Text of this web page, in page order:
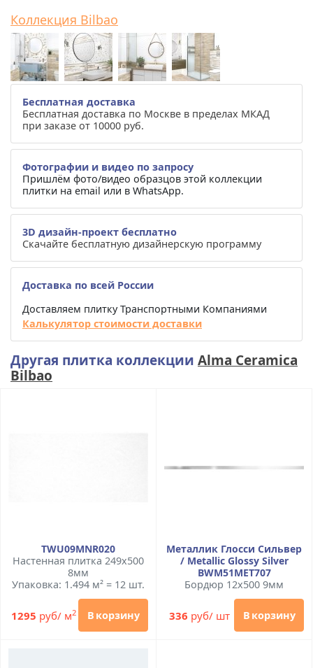
Коллекция Bilbao
Бесплатная доставка
Бесплатная доставка по Москве в пределах МКАД
при заказе от 10000 руб.
Фотографии и видео по запросу
Пришлём фото/видео образцов этой коллекции
плитки на email или в WhatsApp.
3D дизайн-проект бесплатно
Скачайте бесплатную дизайнерскую программу
Доставка по всей России
Доставляем плитку Транспортными Компаниями
Калькулятор стоимости доставки
Другая плитка коллекции Alma Ceramica
Bilbao
TWU09MNR020
Настенная плитка 249x500
8мм
Упаковка: 1.494 м² = 12 шт.
1295 руб/ м2 В корзину
Металлик Глосси Сильвер
/ Metallic Glossy Silver
BWM51MET707
Бордюр 12x500 9мм
336 руб/ шт В корзину